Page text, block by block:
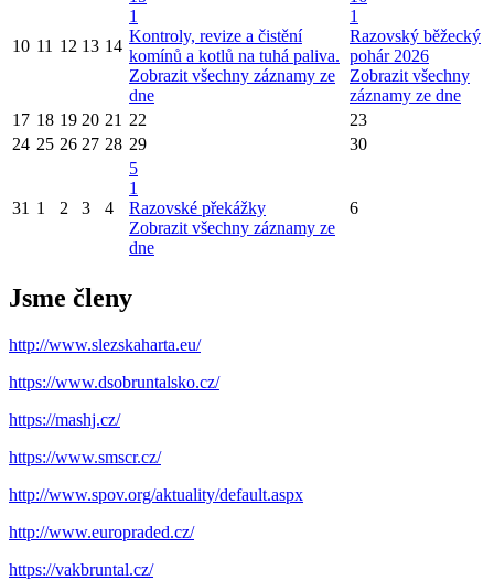
10 11 12 13 14
1
Kontroly, revize a čistění
komínů a kotlů na tuhá paliva.
Zobrazit všechny záznamy ze
dne
1
Razovský běžecký
pohár 2026
Zobrazit všechny
záznamy ze dne
17 18 19 20 21 22
23
24 25 26 27 28 29 30
31 1 2 3 4
5
1
Razovské překážky
Zobrazit všechny záznamy ze
dne
6
Jsme členy
http://www.slezskaharta.eu/
https://www.dsobruntalsko.cz/
https://mashj.cz/
https://www.smscr.cz/
http://www.spov.org/aktuality/default.aspx
http://www.europraded.cz/
https://vakbruntal.cz/